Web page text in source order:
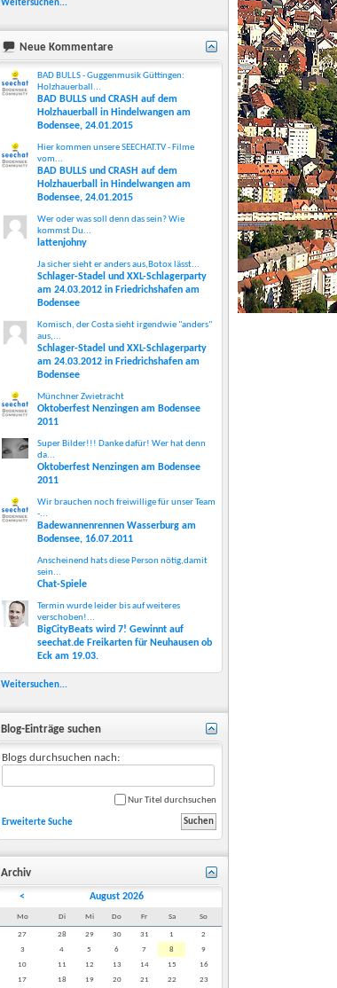
Weitersuchen...
Neue Kommentare
BAD BULLS - Guggenmusik Güttingen:
Holzhauerball...
BAD BULLS und CRASH auf dem
Holzhauerball in Hindelwangen am
Bodensee, 24.01.2015
Hier kommen unsere SEECHAT.TV - Filme
vom...
BAD BULLS und CRASH auf dem
Holzhauerball in Hindelwangen am
Bodensee, 24.01.2015
Wer oder was soll denn das sein? Wie
kommst Du...
lattenjohny
Ja sicher sieht er anders aus,Botox lässt...
Schlager-Stadel und XXL-Schlagerparty
am 24.03.2012 in Friedrichshafen am
Bodensee
Komisch, der Costa sieht irgendwie "anders"
aus,...
Schlager-Stadel und XXL-Schlagerparty
am 24.03.2012 in Friedrichshafen am
Bodensee
Münchner Zwietracht
Oktoberfest Nenzingen am Bodensee
2011
Super Bilder!!! Danke dafür! Wer hat denn
da...
Oktoberfest Nenzingen am Bodensee
2011
Wir brauchen noch freiwillige für unser Team
-...
Badewannenrennen Wasserburg am
Bodensee, 16.07.2011
Anscheinend hats diese Person nötig,damit
sein...
Chat-Spiele
Termin wurde leider bis auf weiteres
verschoben!...
BigCityBeats wird 7! Gewinnt auf
seechat.de Freikarten für Neuhausen ob
Eck am 19.03.
Weitersuchen...
Blog-Einträge suchen
Blogs durchsuchen nach:
Nur Titel durchsuchen
Erweiterte Suche
Archiv
< August 2026
Mo Di Mi Do Fr Sa So
27 28 29 30 31 1
2
3
4 5 6 7 8
9
10
11 12 13 14 15
16
17
18 19 20 21 22
23